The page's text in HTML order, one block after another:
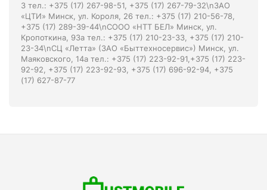
3 тел.: +375 (17) 267-98-51, +375 (17) 267-79-32\nЗАО
«ЦТИ» Минск, ул. Короля, 26 тел.: +375 (17) 210-56-78,
+375 (17) 289-39-44\nСООО «НТТ БЕЛ» Минск, ул.
Кропоткина, 93а тел.: +375 (17) 210-23-33, +375 (17) 210-
23-34\nСЦ «Летта» (ЗАО «Быттехносервис») Минск, ул.
Маяковского, 14а тел.: +375 (17) 223-92-91,+375 (17) 223-
92-92, +375 (17) 223-92-93, +375 (17) 696-92-94, +375
(17) 627-87-77